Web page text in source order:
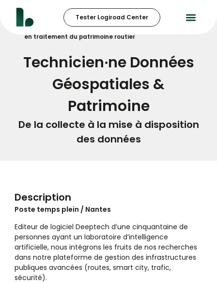
Tester Logiroad Center
en traitement du
patrimoine routier
Accueil Nous rejoindre
Technicien·ne Polyvalent·e
en traitement du patrimoine routier
Technicien·ne Données
Géospatiales &
Patrimoine
De la collecte à la mise à disposition
des données
Description
Poste temps plein / Nantes
Editeur de logiciel Deeptech d’une cinquantaine de
personnes ayant un laboratoire d’intelligence
artificielle, nous intégrons les fruits de nos recherches
dans notre plateforme de gestion des infrastructures
publiques avancées (routes, smart city, trafic,
sécurité).